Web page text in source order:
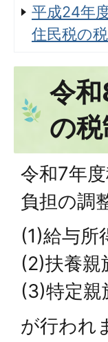
平成24年
住民税の
令
の
令和7年
負担の調
(1)給与所
(2)扶養親
(3)特定親
が行われ